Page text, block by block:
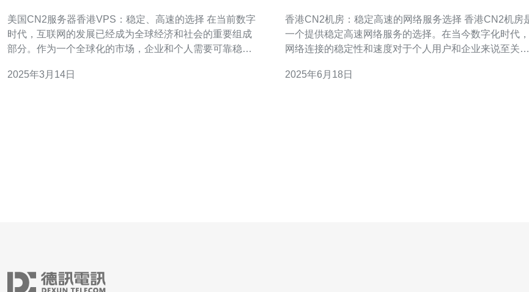
美国CN2服务器香港VPS：稳定、高速的选择 在当前数字
时代，互联网的发展已经成为全球经济和社会的重要组成
部分。作为一个全球化的市场，企业和个人需要可靠稳定
绍美国CN2服务器香港VPS，它是一种稳定、高速的选
2025年3月14日
香港CN2机房：稳定高速的网络服务选择 香港CN2机房是
一个提供稳定高速网络服务的选择。在当今数字化时代，
网络连接的稳定性和速度对于个人用户和企业来说至关重
务和通信畅通无阻。 CN2机房是一个位于香港的高端数据
2025年6月18日